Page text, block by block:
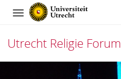
Navigation
Utrecht Religie Forum